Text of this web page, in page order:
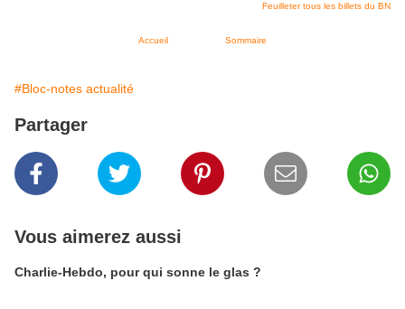
Feuilleter tous les billets du BN
Accueil Sommaire
#Bloc-notes actualité
Partager
Vous aimerez aussi
Charlie-Hebdo, pour qui sonne le glas ?